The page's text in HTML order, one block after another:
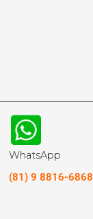
WhatsApp
(81) 9 8816-6868